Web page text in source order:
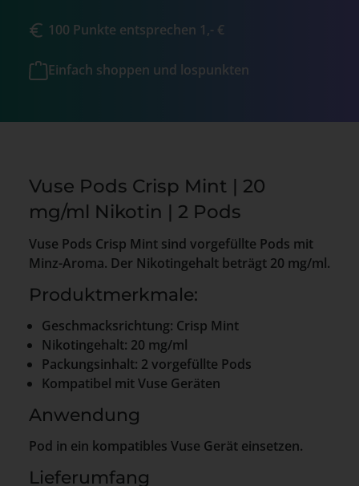
100 Punkte entsprechen 1,- €
Einfach shoppen und lospunkten
Vuse Pods Crisp Mint | 20
mg/ml Nikotin | 2 Pods
Vuse Pods Crisp Mint sind vorgefüllte Pods mit
Minz-Aroma. Der Nikotingehalt beträgt 20 mg/ml.
Produktmerkmale:
Geschmacksrichtung: Crisp Mint
Nikotingehalt: 20 mg/ml
Packungsinhalt: 2 vorgefüllte Pods
Kompatibel mit Vuse Geräten
Anwendung
Pod in ein kompatibles Vuse Gerät einsetzen.
Lieferumfang